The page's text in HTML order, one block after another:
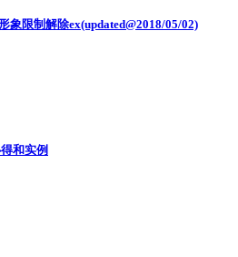
象限制解除ex(updated@2018/05/02)
和实例